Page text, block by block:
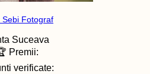
Sebi Fotograf
Suceava
Premii:
verificate: